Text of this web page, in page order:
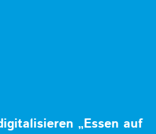
„Essen auf